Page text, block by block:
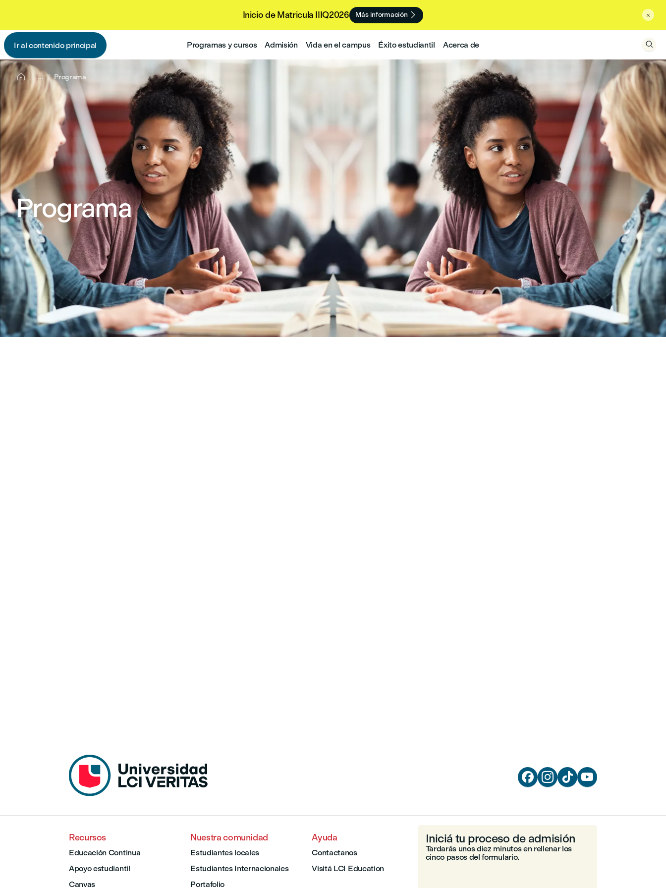
Inicio de Matricula IIIQ2026 Más información 
Ir al contenido principal Programas y cursos Admisión Vida en el campus Éxito estudiantil Acerca de 
 ... Programa
Programa
   
Recursos
Educación Continua
Apoyo estudiantil
Canvas
Nuestra comunidad
Estudiantes locales
Estudiantes Internacionales
Portafolio
Ayuda
Contactanos
Visitá LCI Education
Iniciá tu proceso de admisión
Tardarás unos diez minutos en rellenar los
cinco pasos del formulario.